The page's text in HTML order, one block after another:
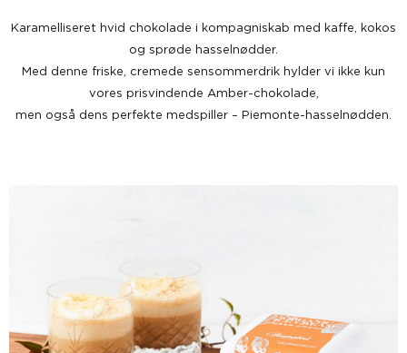
Karamelliseret hvid chokolade i kompagniskab med kaffe, kokos
og sprøde hasselnødder.
Med denne friske, cremede sensommerdrik hylder vi ikke kun
vores prisvindende Amber-chokolade,
men også dens perfekte medspiller – Piemonte-hasselnødden.